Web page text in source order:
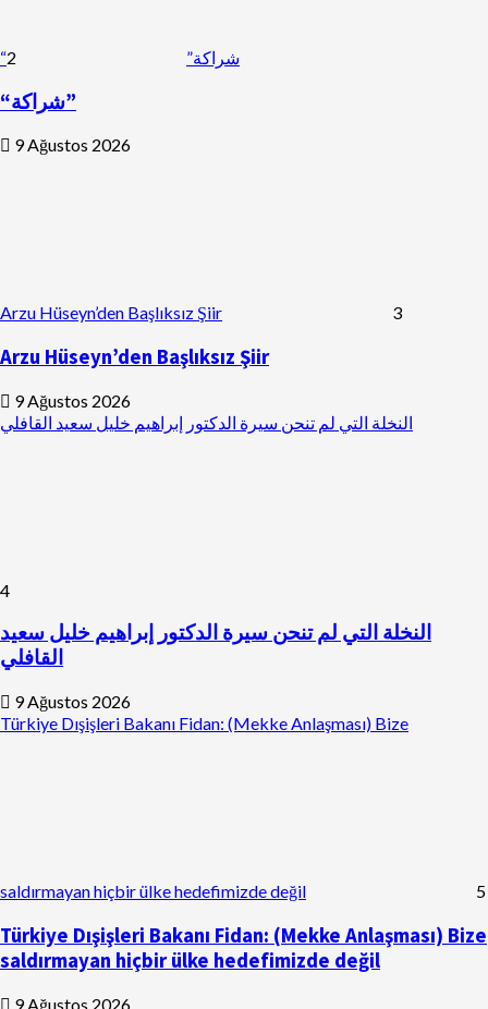
“شراكة” 2
“شراكة”
9 Ağustos 2026
Arzu Hüseyn’den Başlıksız Şiir 3
Arzu Hüseyn’den Başlıksız Şiir
9 Ağustos 2026
النخلة التي لم تنحن سيرة الدكتور إبراهيم خليل سعيد القافلي
4
النخلة التي لم تنحن سيرة الدكتور إبراهيم خليل سعيد
القافلي
9 Ağustos 2026
Türkiye Dışişleri Bakanı Fidan: (Mekke Anlaşması) Bize
saldırmayan hiçbir ülke hedefimizde değil 5
Türkiye Dışişleri Bakanı Fidan: (Mekke Anlaşması) Bize
saldırmayan hiçbir ülke hedefimizde değil
9 Ağustos 2026